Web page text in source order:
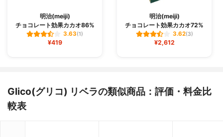
明治(meiji)
チョコレート効果カカオ86%
3.63(1)
¥419
明治(meiji)
チョコレート効果カカオ72%
3.62(3)
¥2,612
Glico(グリコ) リベラの類似商品：評価・料金比
較表